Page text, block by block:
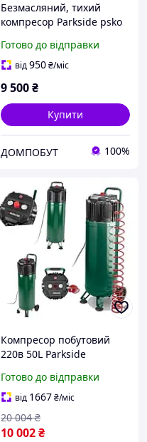
Безмасляний, тихий
компресор Parkside psko
Готово до відправки
від950₴/міс
9 500₴
Купити
ДОМПОБУТ 100%
Компресор побутовий
220в 50L Parkside
безоливний компресор,
Потужні Доставка по
Україні
Готово до відправки
від 1667₴/міс
10 002₴
20 004 ₴